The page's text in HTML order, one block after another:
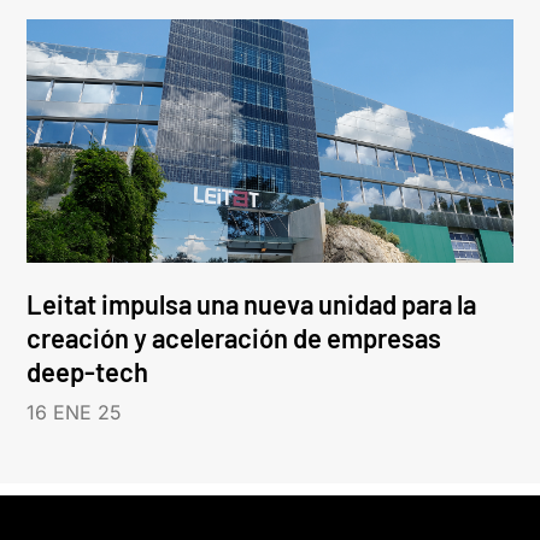
Leitat impulsa una nueva unidad para la
creación y aceleración de empresas
deep-tech
16 ENE 25